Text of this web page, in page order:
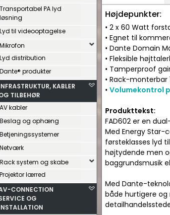
Transportabel PA lyd
løsning
Lyd til videooptagelse
Mikrofon
Lyd distribution
Dante® produkter
KABLER
TILBEHØR
AV kabler
Beslag og ophæng
Betjeningssystemer
Netværk
Rack system og skabe
Projektor lærred
CONNECTION
OG
Højdepunkter:
• 2 x 60 Watt
• Egnet til
• Dante Domain
• Fleksible
• Tamperproof
• Rack-
• Volumekontrol
Produkttekst:
FAD602 er en
Med Energy Star-
førsteklasses lyd
højtydende men
baggrundsmusik
Med Dante-
både hurtigere